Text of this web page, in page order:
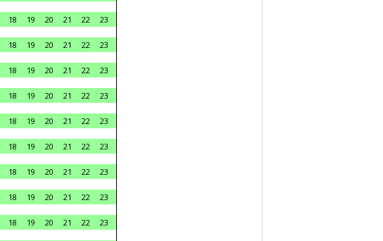
18 19 20 21 22
23
18 19 20 21 22
23
18 19 20 21 22
23
18 19 20 21 22
23
18 19 20 21 22
23
18 19 20 21 22
23
18 19 20 21 22
23
18 19 20 21 22
23
18 19 20 21 22
23